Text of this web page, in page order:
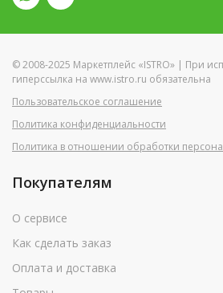
© 2008-2025 Маркетплейс «ISTRO» | При
гиперссылка на www.istro.ru обязательна
Пользовательское соглашение
Политика конфиденциальности
Политика в отношении обработки
Покупателям
О сервисе
Как сделать заказ
Оплата и доставка